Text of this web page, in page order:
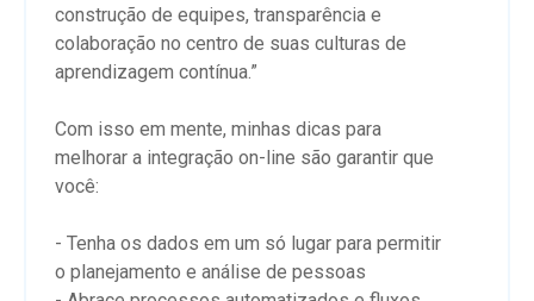
construção de equipes, transparência e
colaboração no centro de suas culturas de
aprendizagem contínua.”
Com isso em mente, minhas dicas para
melhorar a integração on-line são garantir que
você:
- Tenha os dados em um só lugar para permitir
o planejamento e análise de pessoas